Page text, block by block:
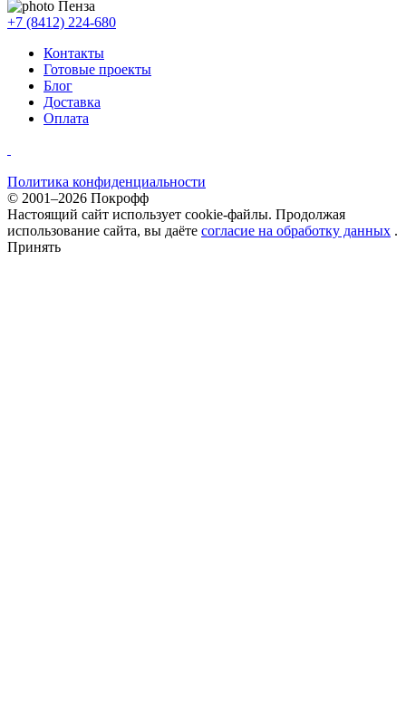
Пенза
+7 (8412) 224-680
Контакты
Готовые проекты
Блог
Доставка
Оплата
Политика конфиденциальности
© 2001–2026 Покрофф
Настоящий сайт использует cookie-файлы. Продолжая
использование сайта, вы даёте согласие на обработку данных .
Принять